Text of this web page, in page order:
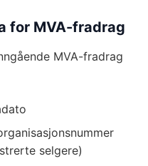
for MVA-fradrag
MVA-fradrag
selgere)